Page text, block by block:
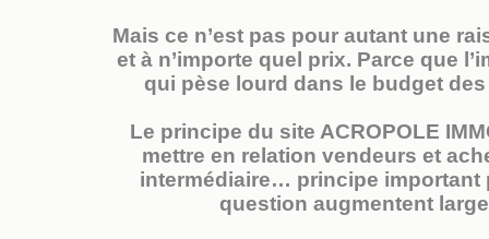
Mais ce n’est pas pour autant une
et à n’importe quel prix. Parce que
qui pèse lourd dans le budget
Le principe du site ACROPOLE
mettre en relation vendeurs et
intermédiaire… principe important
question augmentent